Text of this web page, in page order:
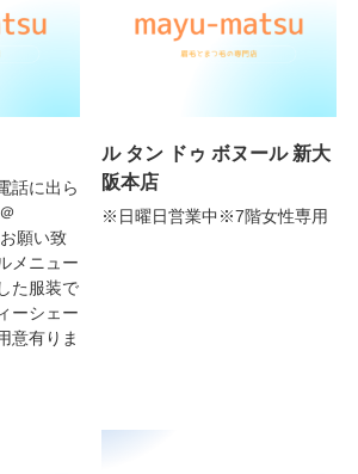
話に出ら
願い致
メニュー
た服装で
ーシェー
意有りま
ル タン ドゥ ボヌール 新大
阪本店
※日曜日営業中※7階女性専用